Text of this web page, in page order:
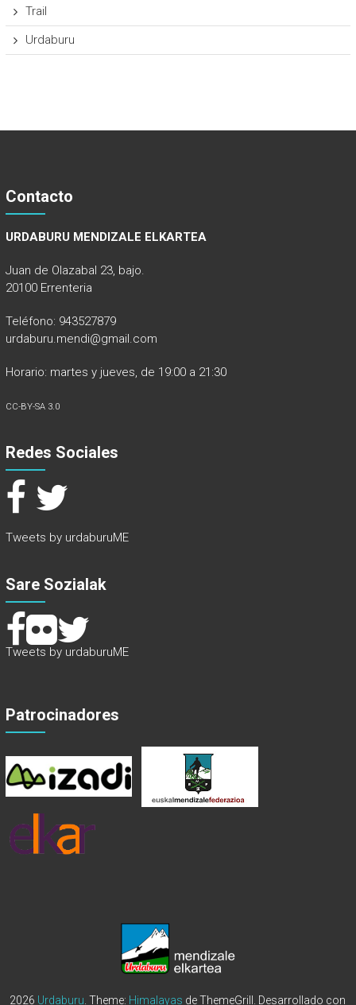
Trail
Urdaburu
Contacto
URDABURU MENDIZALE ELKARTEA
Juan de Olazabal 23, bajo.
20100 Errenteria
Teléfono: 943527879
urdaburu.mendi@gmail.com
Horario: martes y jueves, de 19:00 a 21:30
CC-BY-SA 3.0
Redes Sociales
Tweets by urdaburuME
Sare Sozialak
Tweets by urdaburuME
Patrocinadores
2026 Urdaburu. Theme: Himalayas de ThemeGrill. Desarrollado con